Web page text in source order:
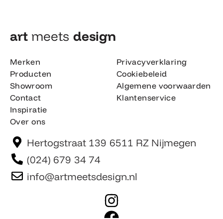
art meets design​
Merken
Producten
Showroom
Contact
Inspiratie
Over ons
Privacyverklaring
Cookiebeleid
Algemene voorwaarden
Klantenservice
Hertogstraat 139 6511 RZ Nijmegen
(024) 679 34 74
info@artmeetsdesign.nl
I
n